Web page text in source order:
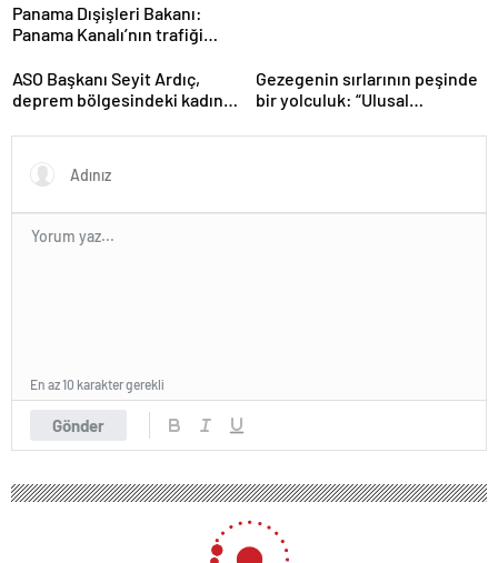
Panama Dışişleri Bakanı:
Panama Kanalı’nın trafiği
ASO Başkanı Seyit Ardıç,
deprem bölgesindeki kadın
gerektiğini vurguladı
Gezegenin sırlarının peşinde
bir yolculuk: “Ulusal
Gönder
En az 10 karakter gerekli